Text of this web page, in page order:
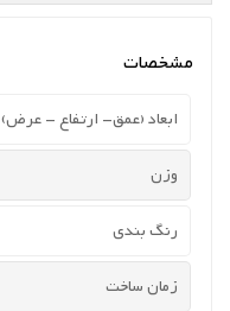
مشخصات
ابعاد (عمق- ارتفاع - عرض)
وزن
رنگ بندی
زمان ساخت